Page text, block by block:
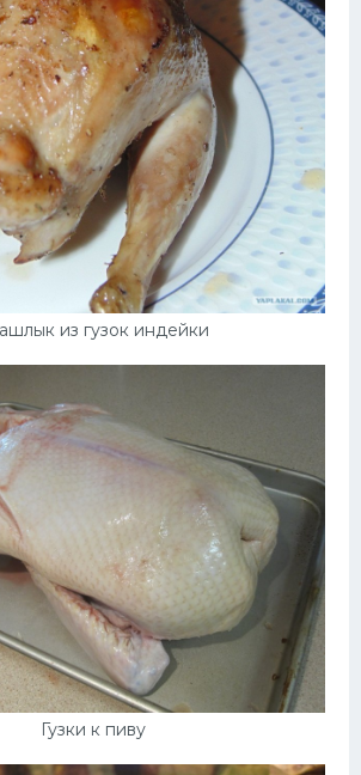
из гузок индейки
Гузки к пиву